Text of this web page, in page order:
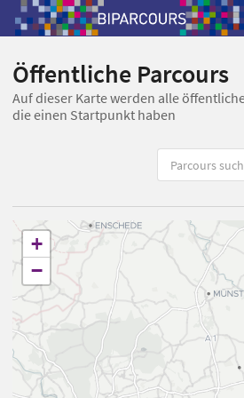
Öffentliche Parcours
Auf dieser Karte werden alle
die einen Startpunkt haben
+
−